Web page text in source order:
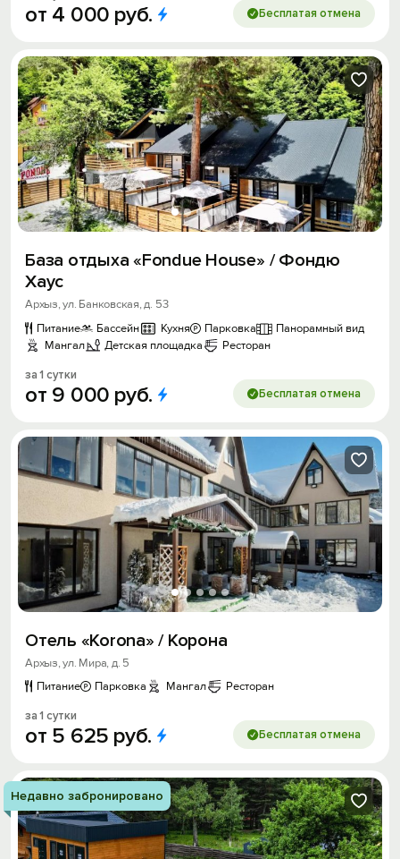
от 4 000 руб. Бесплатая отмена
База отдыха «Fondue House» / Фондю
Хаус
Архыз, ул. Банковская, д. 53
Питание
Бассейн Кухня Парковка
Панорамный вид
Мангал
Детская площадка Ресторан
за 1 сутки
от 9 000 руб. Бесплатая отмена
Отель «Korona» / Корона
Архыз, ул. Мира, д. 5
Питание
Парковка Мангал Ресторан
за 1 сутки
от 5 625 руб. Бесплатая отмена
Недавно забронировано